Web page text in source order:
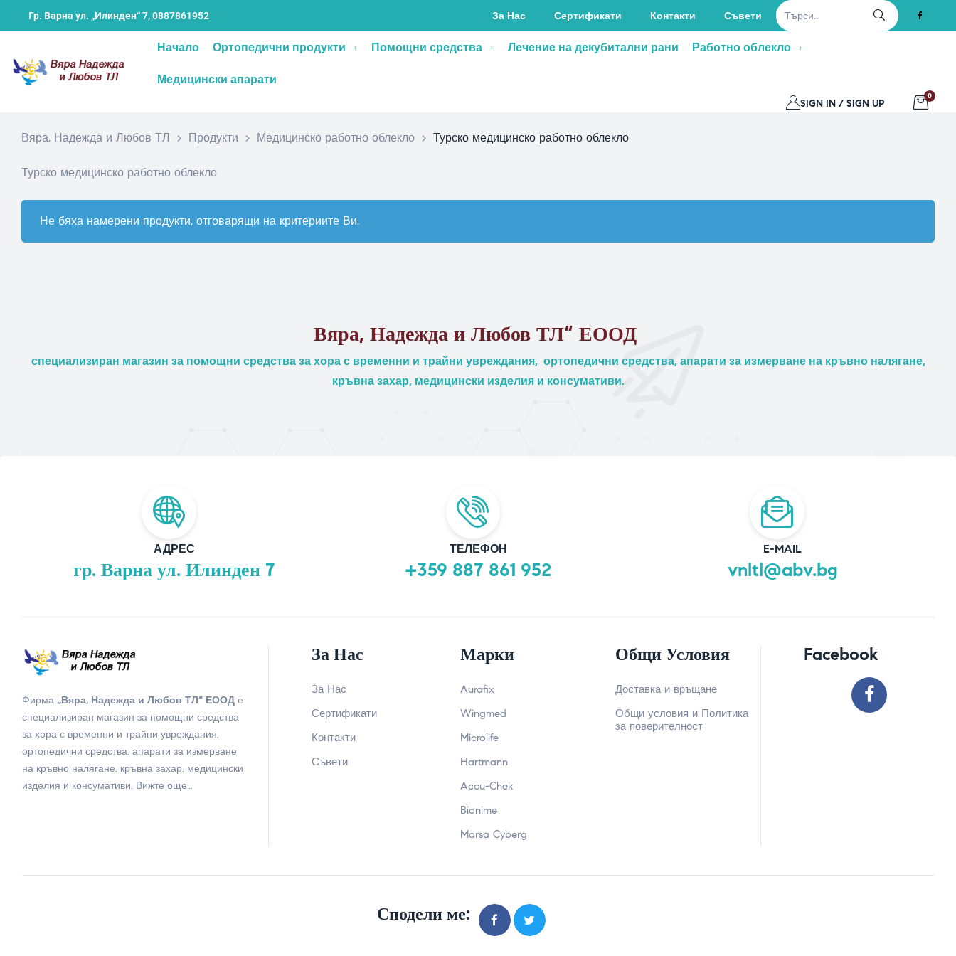
Гр. Варна ул. „Илинден“ 7,0887861952 За Нас Сертификати Контакти Съвети
Начало Ортопедични продукти Помощни средства Лечение на декубитални рани Работно облекло
Медицински апарати
SIGN IN / SIGN UP
0
Вяра, Надежда и Любов ТЛ > Продукти > Медицинско работно облекло > Турско медицинско работно облекло
Турско медицинско работно облекло
Не бяха намерени продукти, отговарящи на критериите Ви.
Вяра, Надежда и Любов ТЛ“ ЕООД
специализиран магазин за помощни средства за хора с временни и трайни увреждания, ортопедични средства, апарати за измерване на кръвно налягане,
кръвна захар, медицински изделия и консумативи.
АДРЕС
гр. Варна ул. Илинден 7
ТЕЛЕФОН
+359 887 861 952
E-MAIL
vnltl@abv.bg
Фирма „Вяра, Надежда и Любов ТЛ“ ЕООД е
специализиран магазин за помощни средства
за хора с временни и трайни увреждания,
ортопедични средства, апарати за измерване
на кръвно налягане, кръвна захар, медицински
изделия и консумативи. Вижте още…
За Нас
За Нас
Сертификати
Контакти
Съвети
Марки
Aurafix
Wingmed
Microlife
Hartmann
Accu-Chek
Bionime
Morsa Cyberg
Общи Условия
Доставка и връщане
Общи условия и Политика
за поверителност
Facebook
Сподели ме: